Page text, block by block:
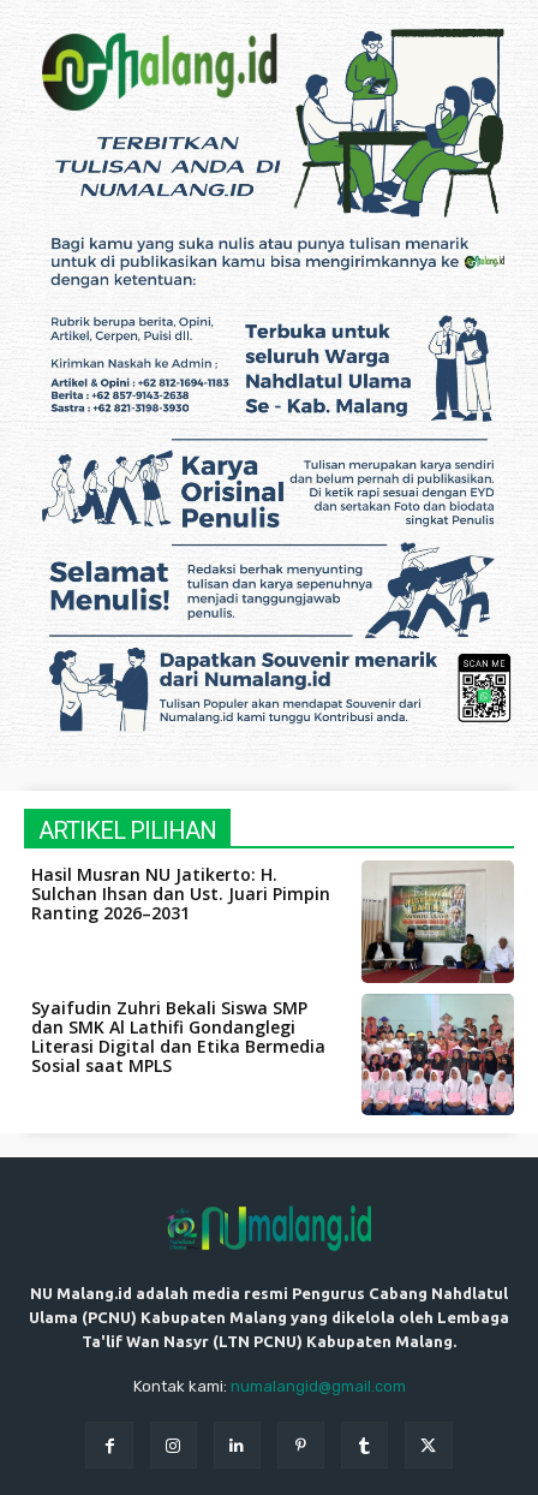
ARTIKEL PILIHAN
Hasil Musran NU Jatikerto: H.
Sulchan Ihsan dan Ust. Juari Pimpin
Ranting 2026–2031
Syaifudin Zuhri Bekali Siswa SMP
dan SMK Al Lathifi Gondanglegi
Literasi Digital dan Etika Bermedia
Sosial saat MPLS
NU Malang.id adalah media resmi Pengurus Cabang Nahdlatul
Ulama (PCNU) Kabupaten Malang yang dikelola oleh Lembaga
Ta'lif Wan Nasyr (LTN PCNU) Kabupaten Malang.
Kontak kami: numalangid@gmail.com